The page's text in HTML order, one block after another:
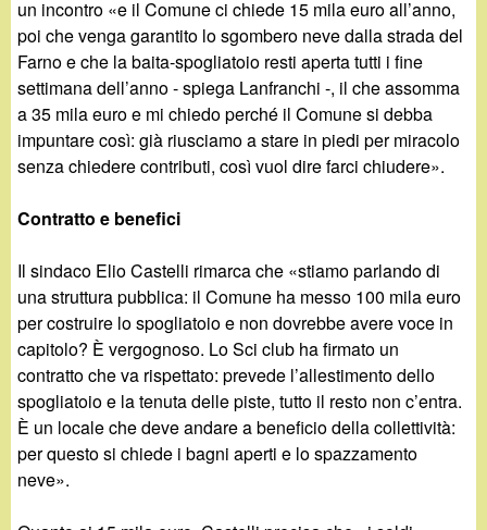
un incontro «e il Comune ci chiede 15 mila euro all’anno,
poi che venga garantito lo sgombero neve dalla strada del
Farno e che la baita-spogliatoio resti aperta tutti i fine
settimana dell’anno - spiega Lanfranchi -, il che assomma
a 35 mila euro e mi chiedo perché il Comune si debba
impuntare così: già riusciamo a stare in piedi per miracolo
senza chiedere contributi, così vuol dire farci chiudere».
Contratto e benefici
Il sindaco Elio Castelli rimarca che «stiamo parlando di
una struttura pubblica: il Comune ha messo 100 mila euro
per costruire lo spogliatoio e non dovrebbe avere voce in
capitolo? È vergognoso. Lo Sci club ha firmato un
contratto che va rispettato: prevede l’allestimento dello
spogliatoio e la tenuta delle piste, tutto il resto non c’entra.
È un locale che deve andare a beneficio della collettività:
per questo si chiede i bagni aperti e lo spazzamento
neve».